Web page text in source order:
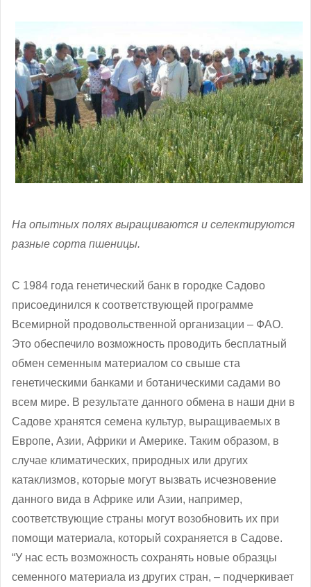
На опытных полях выращиваются и селектируются
разные сорта пшеницы.
С 1984 года генетический банк в городке Садово
присоединился к соответствующей программе
Всемирной продовольственной организации – ФАО.
Это обеспечило возможность проводить бесплатный
обмен семенным материалом со свыше ста
генетическими банками и ботаническими садами во
всем мире. В результате данного обмена в наши дни в
Садове хранятся семена культур, выращиваемых в
Европе, Азии, Африки и Америке. Таким образом, в
случае климатических, природных или других
катаклизмов, которые могут вызвать исчезновение
данного вида в Африке или Азии, например,
соответствующие страны могут возобновить их при
помощи материала, который сохраняется в Садове.
“У нас есть возможность сохранять новые образцы
семенного материала из других стран, ‒ подчеркивает